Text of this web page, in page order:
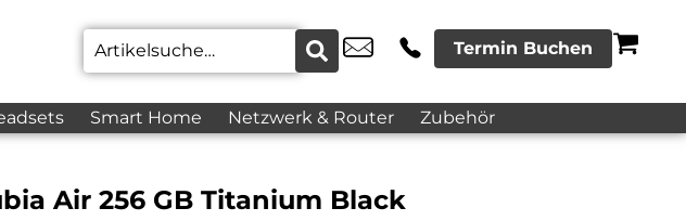
Termin Buchen
Smart Home Netzwerk & Router Zubehör
Air 256 GB Titanium Black